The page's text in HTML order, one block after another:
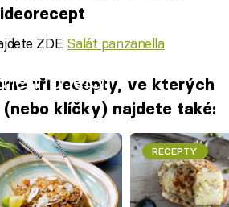
ZDE:Salát panzanella
to fetch
tři recepty, ve kterých
klíčky) najdete také:
RECEPTY